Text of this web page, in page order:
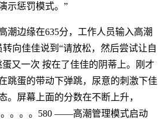
示惩罚模式。”
潮边缘在635分，工作人员输入高潮
转向佳佳说到“请放松，然后尝试让自
又一次 按在了佳佳的阴蒂上。刚才
跳蛋的带动下弹跳，尿意的刺激下佳
。屏幕上面的分数在不断上升，
。。。。580 ——高潮管理模式启动